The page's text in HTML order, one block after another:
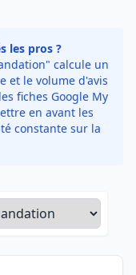
les pros ?
calcule un
et le volume d'avis
fiches Google My
en avant les
constante sur la